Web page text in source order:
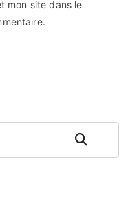
mon site dans le
Rechercher